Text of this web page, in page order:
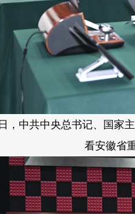
，中共中央总书记、国家
看安徽省